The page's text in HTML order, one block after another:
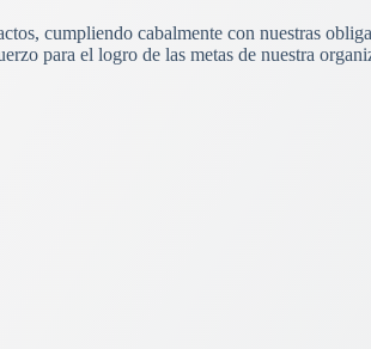
cumpliendo cabalmente con nuestras
para el logro de las metas de nuestra